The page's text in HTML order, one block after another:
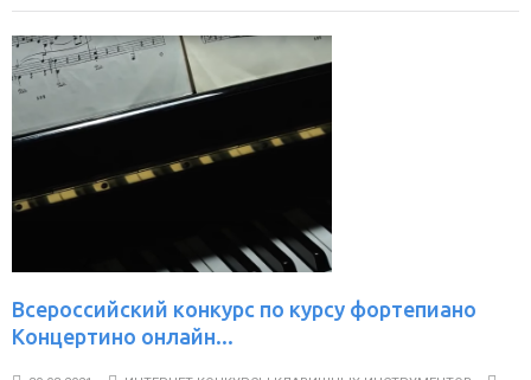
Всероссийский конкурс по курсу фортепиано
Концертино онлайн...